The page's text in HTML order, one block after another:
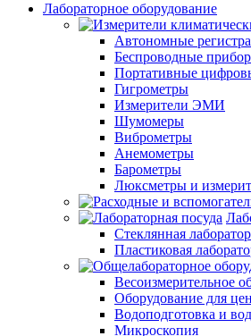
Лабораторное оборудование
Автономные
Беспроводные
Портативные
Гигрометры
Измерители ЭМИ
Шумомеры
Виброметры
Анемометры
Барометры
Люксметры и
Стеклянная
Пластиковая
Весоизмерительное
Оборудование для
Водоподготовка и
Микроскопия